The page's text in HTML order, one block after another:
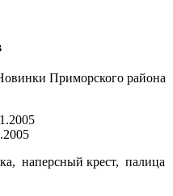
Приморского района
наперсный крест, палица